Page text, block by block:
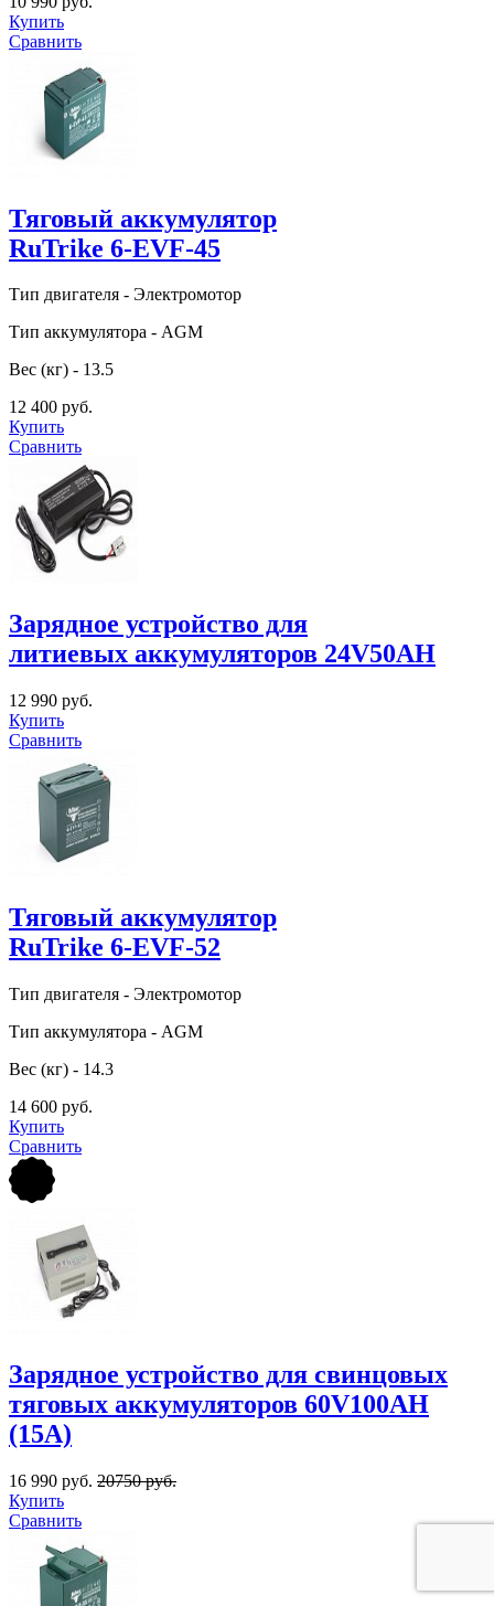
Купить
Сравнить
Тяговый аккумулятор
RuTrike 6-EVF-45
Тип двигателя - Электромотор
Тип аккумулятора - AGM
Вес (кг) - 13.5
12 400 руб.
Купить
Сравнить
Зарядное устройство для
литиевых аккумуляторов 24V50AH
12 990 руб.
Купить
Сравнить
Тяговый аккумулятор
RuTrike 6-EVF-52
Тип двигателя - Электромотор
Тип аккумулятора - AGM
Вес (кг) - 14.3
14 600 руб.
Купить
Сравнить
Зарядное устройство для свинцовых
тяговых аккумуляторов 60V100AН
(15A)
16 990 руб. 20750 руб.
Купить
Сравнить